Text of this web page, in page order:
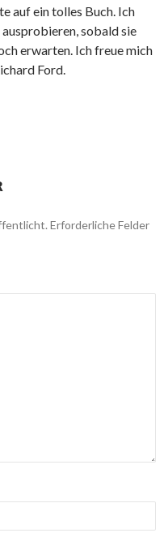
auf ein tolles Buch. Ich
sobald sie
erwarten. Ich freue mich
Ford.
Erforderliche Felder